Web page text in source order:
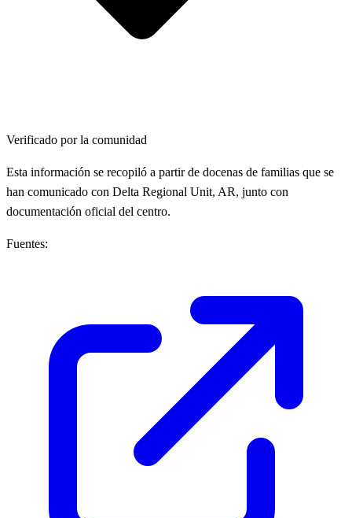
Verificado por la comunidad
Esta información se recopiló a partir de docenas de familias que se
han comunicado con Delta Regional Unit, AR, junto con
documentación oficial del centro.
Fuentes: